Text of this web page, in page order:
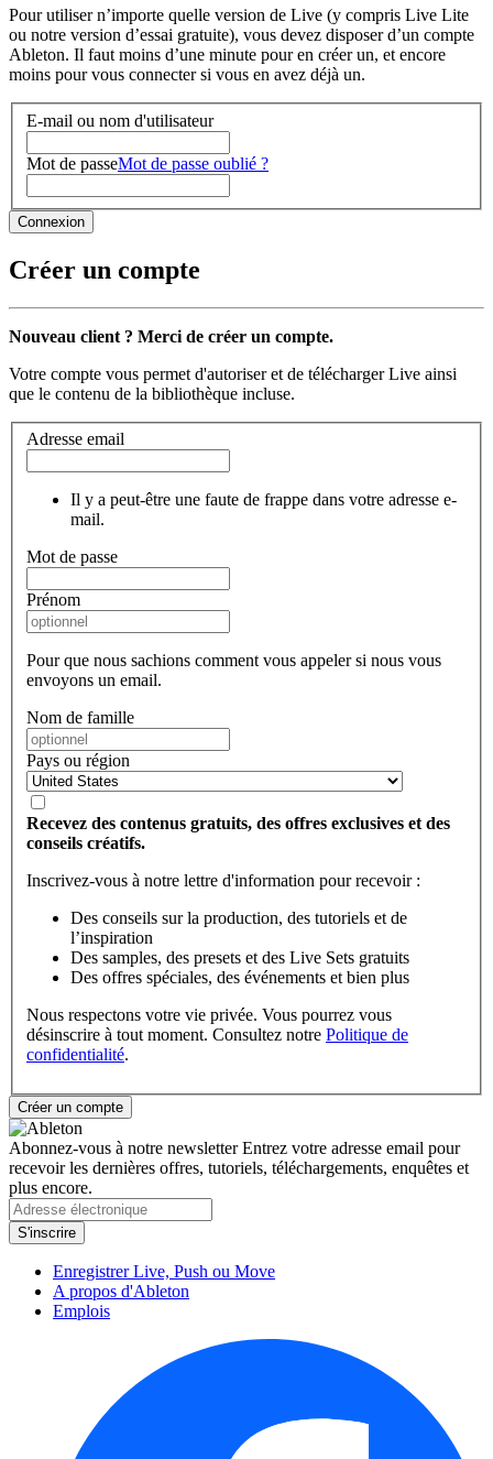
Pour utiliser n’importe quelle version de Live (y compris Live Lite
ou notre version d’essai gratuite), vous devez disposer d’un compte
Ableton. Il faut moins d’une minute pour en créer un, et encore
moins pour vous connecter si vous en avez déjà un.
E-mail ou nom d'utilisateur
Mot de passeMot de passe oublié ?
Créer un compte
Nouveau client ? Merci de créer un compte.
Votre compte vous permet d'autoriser et de télécharger Live ainsi
que le contenu de la bibliothèque incluse.
Adresse email
Il y a peut-être une faute de frappe dans votre adresse e-
mail.
Mot de passe
Prénom
Pour que nous sachions comment vous appeler si nous vous
envoyons un email.
Nom de famille
Pays ou région
Recevez des contenus gratuits, des offres exclusives et des
conseils créatifs.
Inscrivez-vous à notre lettre d'information pour recevoir :
Des conseils sur la production, des tutoriels et de
l’inspiration
Des samples, des presets et des Live Sets gratuits
Des offres spéciales, des événements et bien plus
Nous respectons votre vie privée. Vous pourrez vous
désinscrire à tout moment. Consultez notre Politique de
confidentialité.
Abonnez-vous à notre newsletterEntrez votre adresse email pour
recevoir les dernières offres, tutoriels, téléchargements, enquêtes et
plus encore.
Enregistrer Live, Push ou Move
A propos d'Ableton
Emplois